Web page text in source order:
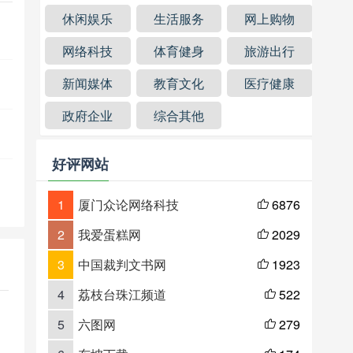
休闲娱乐 生活服务
网上购物
网络科技
体育健身
旅游出行
新闻媒体
教育文化
医疗健康
政府企业
综合其他
好评网站
1 厦门众论网络科技  6876
2
我爱蛋糕网  2029
3
中国裁判文书网  1923
4
荔枝台珠江频道  522
5
六图网  279